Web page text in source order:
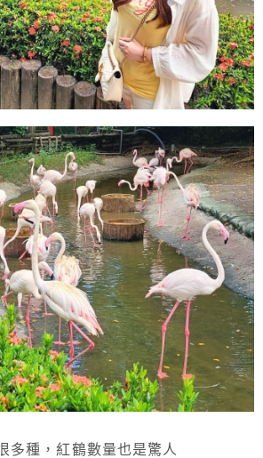
多種，紅鶴數量也是驚人